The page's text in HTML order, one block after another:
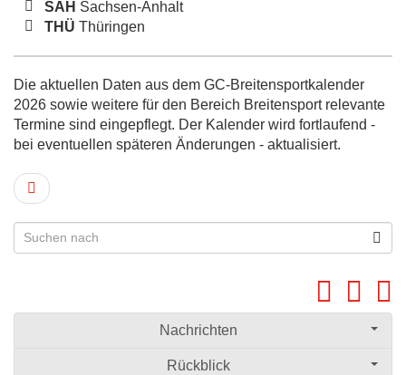
SAH Sachsen-Anhalt
THÜ Thüringen
Die aktuellen Daten aus dem GC-Breitensportkalender
2026 sowie weitere für den Bereich Breitensport relevante
Termine sind eingepflegt. Der Kalender wird fortlaufend -
bei eventuellen späteren Änderungen - aktualisiert.
Nachrichten
Rückblick